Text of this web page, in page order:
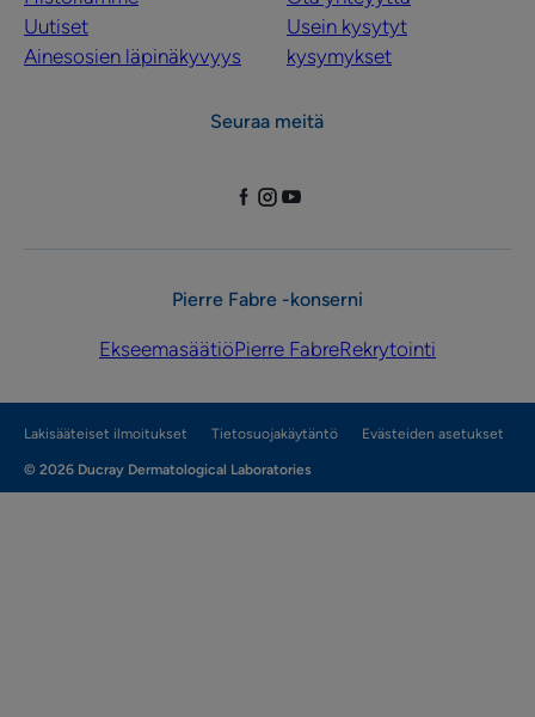
Uutiset
Ainesosien läpinäkyvyys
Usein kysytyt
kysymykset
Seuraa meitä
Pierre Fabre -konserni
EkseemasäätiöPierre FabreRekrytointi
Lakisääteiset ilmoitukset Tietosuojakäytäntö Evästeiden asetukset
© 2026 Ducray Dermatological Laboratories